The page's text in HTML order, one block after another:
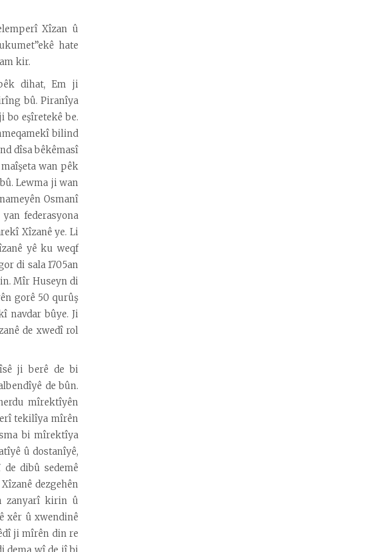
Xîzan û
hate
kir.
dihat, Em ji
bû. Piranîya
bo eşîretekê be.
bilind
dîsa bêkêmasî
wan pêk
Lewma ji wan
Osmanî
federasyona
Xîzanê ye. Li
yê ku weqf
di sala 1705an
Mîr Huseyn di
gorê 50 qurûş
navdar bûye. Ji
de xwedî rol
ji berê de bi
de bûn.
mîrektîyên
tekilîya mîrên
bi mîrektîya
û dostanîyê,
dibû sedemê
dezgehên
zanyarî kirin û
xêr û xwendinê
ji mîrên din re